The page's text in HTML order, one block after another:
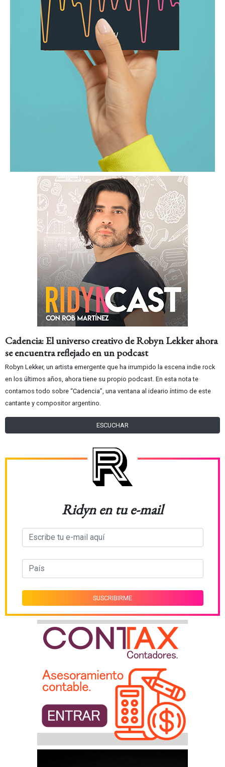
Cadencia: El universo creativo de Robyn Lekker ahora
se encuentra reflejado en un podcast
Robyn Lekker, un artista emergente que ha irrumpido la escena indie rock
en los últimos años, ahora tiene su propio podcast. En esta nota te
contamos todo sobre “Cadencia”, una ventana al ideario íntimo de este
cantante y compositor argentino.
ESCUCHAR
Ridyn en tu e-mail